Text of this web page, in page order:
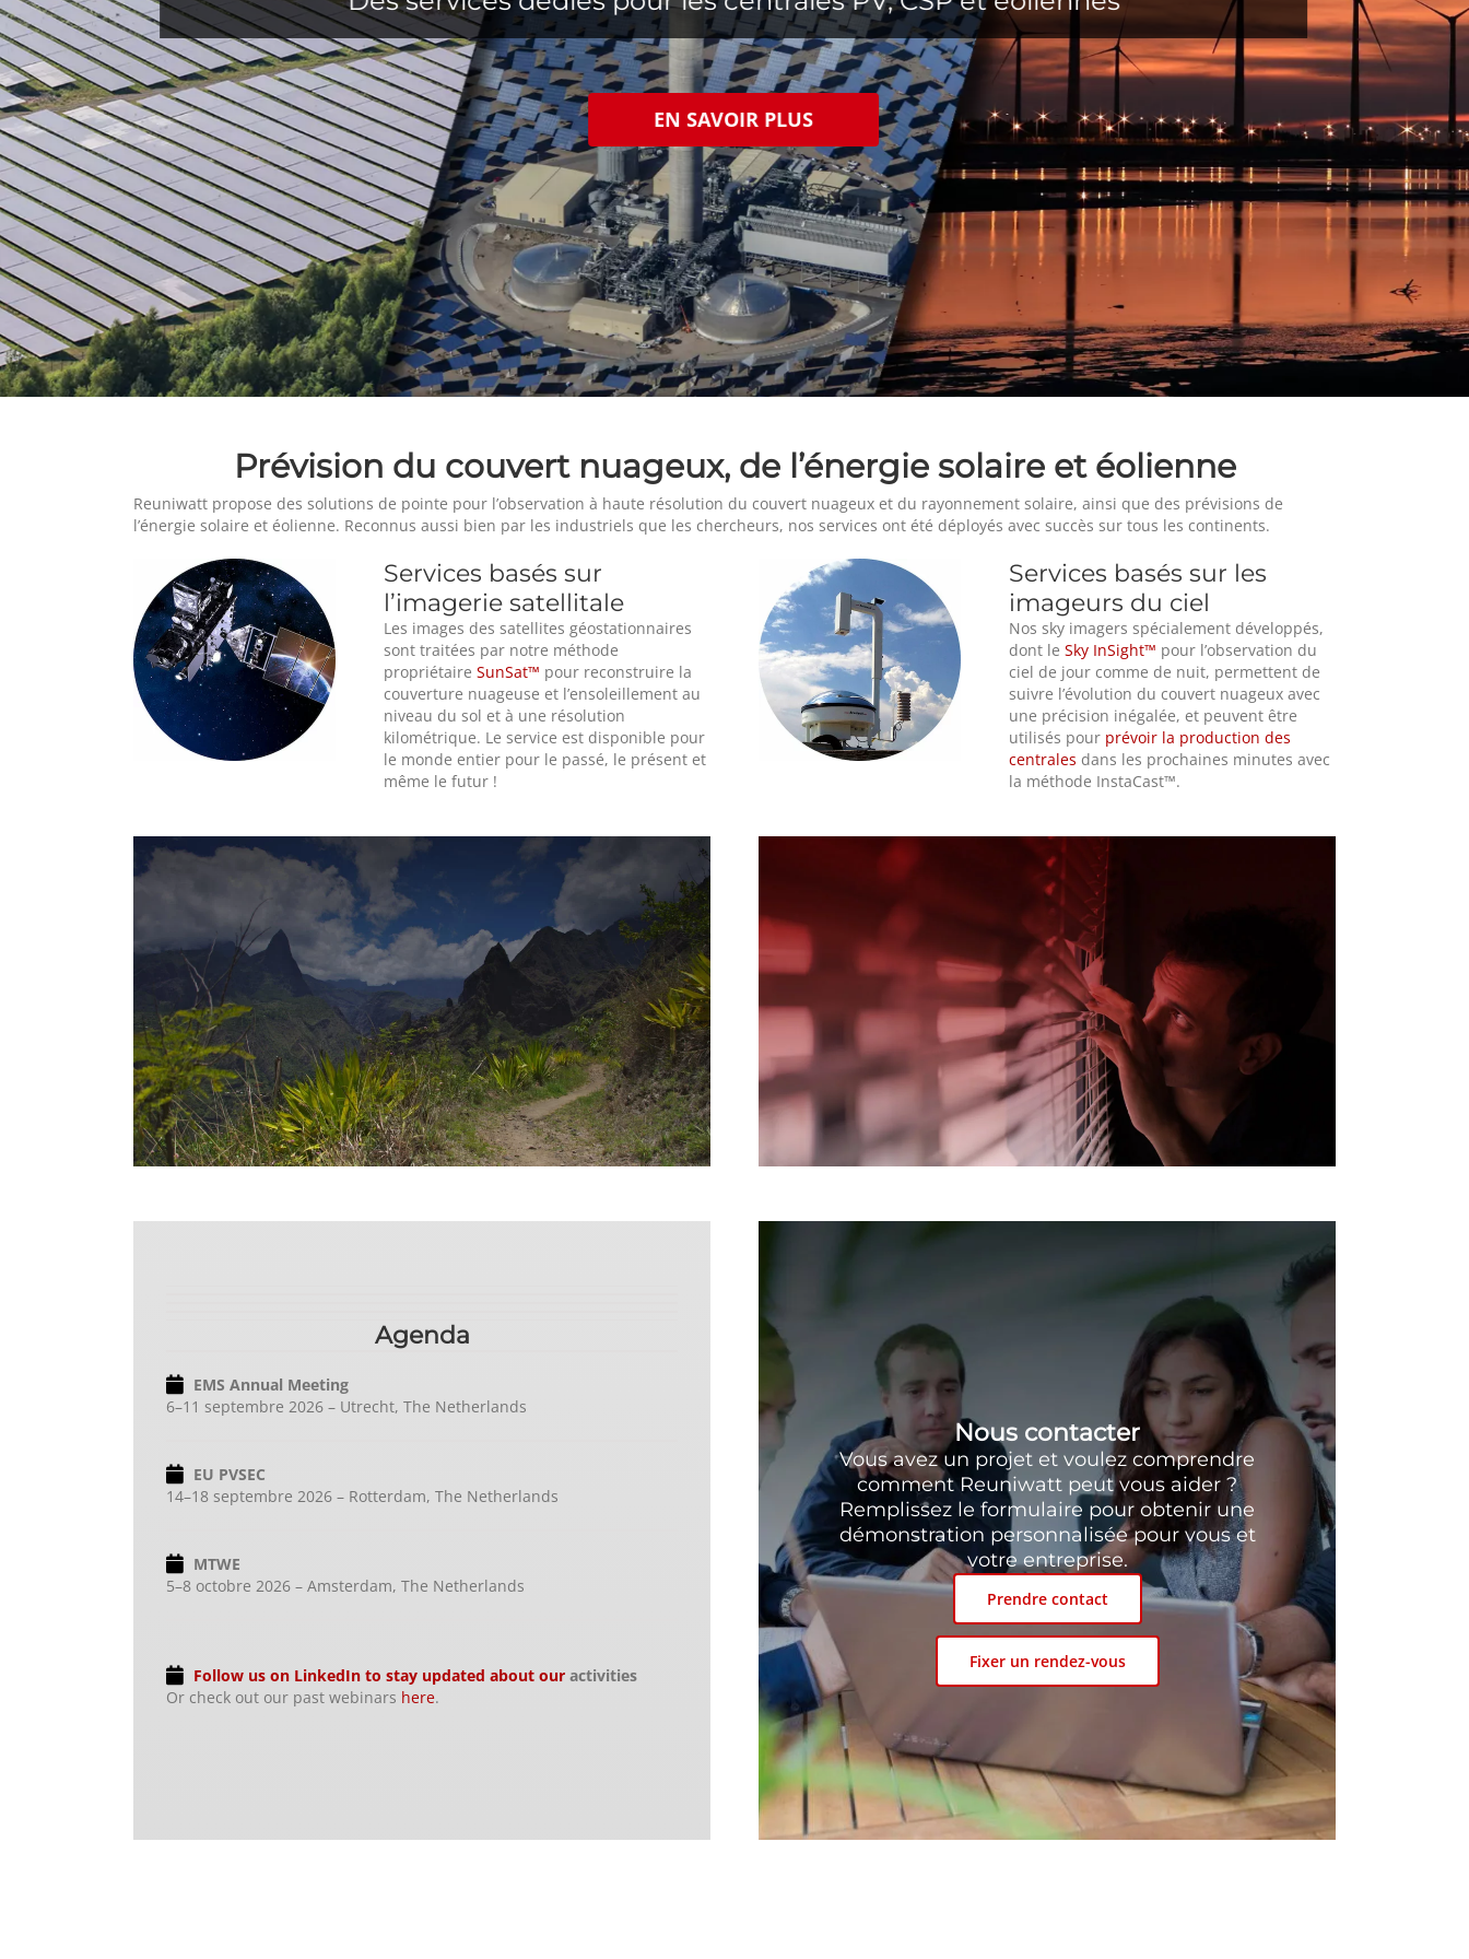
EN SAVOIR PLUS
Prévision du couvert nuageux, de l’énergie solaire et éolienne
Reuniwatt propose des solutions de pointe pour l’observation à haute résolution du couvert nuageux et du rayonnement solaire, ainsi que des prévisions de
l’énergie solaire et éolienne. Reconnus aussi bien par les industriels que les chercheurs, nos services ont été déployés avec succès sur tous les continents.
Services basés sur
l’imagerie satellitale
Les images des satellites géostationnaires
sont traitées par notre méthode
propriétaire SunSat™ pour reconstruire la
couverture nuageuse et l’ensoleillement au
niveau du sol et à une résolution
kilométrique. Le service est disponible pour
le monde entier pour le passé, le présent et
même le futur !
Services basés sur les
imageurs du ciel
Nos sky imagers spécialement développés,
dont le Sky InSight™ pour l’observation du
ciel de jour comme de nuit, permettent de
suivre l’évolution du couvert nuageux avec
une précision inégalée, et peuvent être
utilisés pour prévoir la production des
centrales dans les prochaines minutes avec
la méthode InstaCast™.
Agenda
EMS Annual Meeting
6–11 septembre 2026 – Utrecht, The Netherlands
EU PVSEC
14–18 septembre 2026 – Rotterdam, The Netherlands
MTWE
5–8 octobre 2026 – Amsterdam, The Netherlands
Follow us on LinkedIn to stay updated about our activities
Or check out our past webinars here.
Nous contacter
Vous avez un projet et voulez comprendre
comment Reuniwatt peut vous aider ?
Remplissez le formulaire pour obtenir une
démonstration personnalisée pour vous et
votre entreprise.
Prendre contact
Fixer un rendez-vous